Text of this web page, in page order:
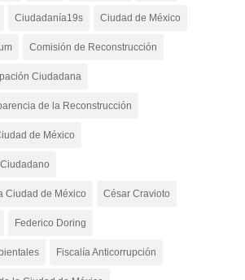
Ciudadanía19s Ciudad de México
Comisión de Reconstrucción
Ciudadana
de la Reconstrucción
de México
Ciudad de México César Cravioto
Federico Doring
Fiscalía Anticorrupción